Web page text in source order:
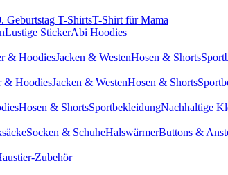
Geburtstag T-ShirtsT-Shirt für Mama
Lustige StickerAbi Hoodies
& HoodiesJacken & WestenHosen & Shorts
& HoodiesJacken & WestenHosen & Shorts
Hosen & ShortsSportbekleidungNachhaltige
Socken & SchuheHalswärmerButtons &
Zubehör